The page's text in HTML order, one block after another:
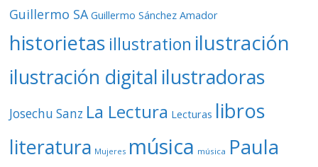
Guillermo SA Guillermo Sánchez Amador
historietas illustration ilustración
ilustración digital ilustradoras
Josechu Sanz La Lectura Lecturas libros
literatura Mujeres música música Paula